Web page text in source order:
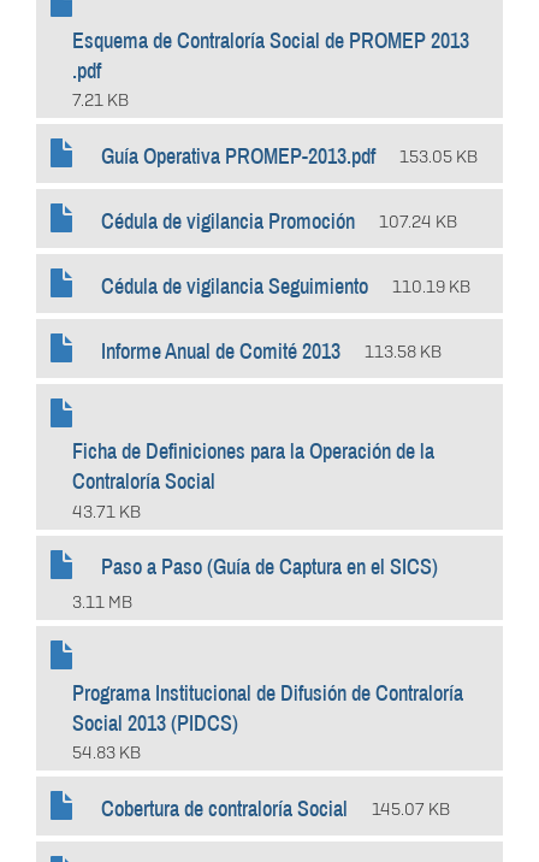
Esquema de Contraloría Social de PROMEP 2013
.pdf
7.21 KB
Guía Operativa PROMEP-2013.pdf 153.05 KB
Cédula de vigilancia Promoción 107.24 KB
Cédula de vigilancia Seguimiento 110.19 KB
Informe Anual de Comité 2013 113.58 KB
Ficha de Definiciones para la Operación de la
Contraloría Social
43.71 KB
Paso a Paso (Guía de Captura en el SICS)
3.11 MB
Programa Institucional de Difusión de Contraloría
Social 2013 (PIDCS)
54.83 KB
Cobertura de contraloría Social 145.07 KB